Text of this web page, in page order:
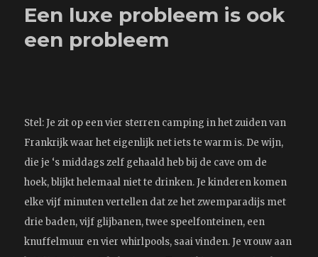
Een luxe probleem is ook
een probleem
Stel: Je zit op een vier sterren camping in het zuiden van
Frankrijk waar het eigenlijk net iets te warm is. De wijn,
die je ‘s middags zelf gehaald heb bij de cave om de
hoek, blijkt helemaal niet te drinken. Je kinderen komen
elke vijf minuten vertellen dat ze het zwemparadijs met
drie baden, vijf glijbanen, twee speelfonteinen, een
knuffelmuur en vier whirlpools, saai vinden. Je vrouw aan